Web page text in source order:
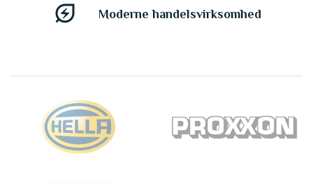
energy_savings_leaf Moderne handelsvirksomhed